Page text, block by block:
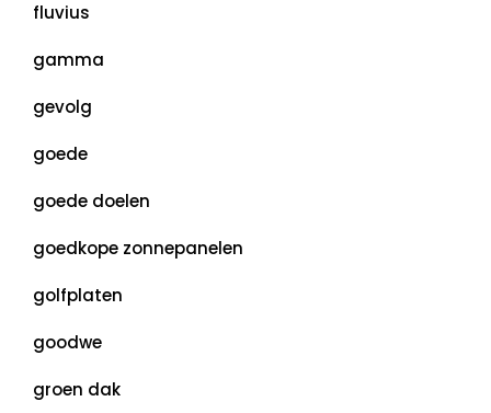
fluvius
gamma
gevolg
goede
goede doelen
goedkope zonnepanelen
golfplaten
goodwe
groen dak